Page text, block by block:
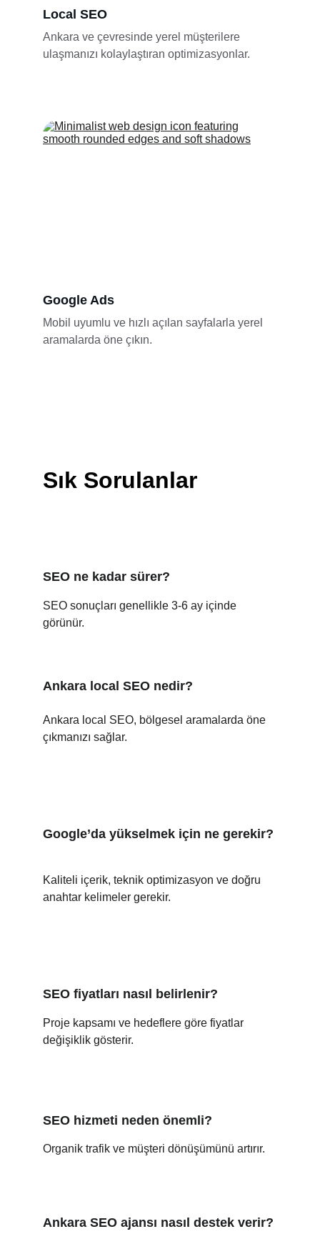
Local SEO
Ankara ve çevresinde yerel müşterilere
ulaşmanızı kolaylaştıran optimizasyonlar.
Mobil uyumlu ve hızlı açılan sayfalarla yerel
aramalarda öne çıkın.
Google Ads
Sık Sorulanlar
SEO ne kadar sürer?
SEO sonuçları genellikle 3-6 ay içinde
görünür.
Ankara local SEO nedir?
Ankara local SEO, bölgesel aramalarda öne
çıkmanızı sağlar.
Google’da yükselmek için ne gerekir?
Kaliteli içerik, teknik optimizasyon ve doğru
anahtar kelimeler gerekir.
SEO fiyatları nasıl belirlenir?
Proje kapsamı ve hedeflere göre fiyatlar
değişiklik gösterir.
SEO hizmeti neden önemli?
Organik trafik ve müşteri dönüşümünü artırır.
Ankara SEO ajansı nasıl destek verir?